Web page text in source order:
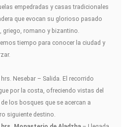
empedradas y casas tradicionales
que evocan su glorioso pasado
griego, romano y bizantino.
tiempo para conocer la ciudad y
hrs. Nesebar – Salida. El recorrido
por la costa, ofreciendo vistas del
de los bosques que se acercan a
siguiente destino.